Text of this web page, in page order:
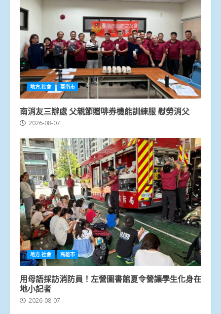
地方.社會 臺南市
南消友三辦處 父親節贈啡券機能訓練服 慰勞消父
2026-08-07
地方.社會 高雄市
用母語採訪消防員！左營圖書館夏令營讓學生化身在
地小記者
2026-08-07